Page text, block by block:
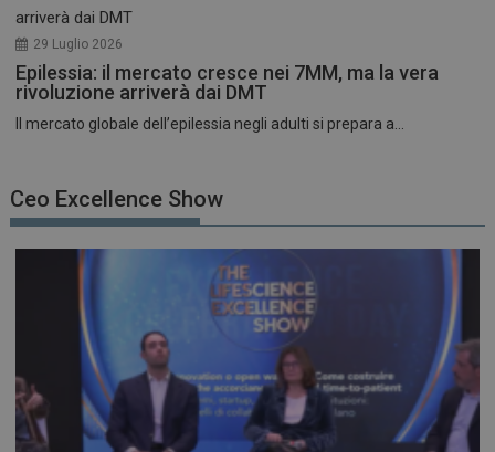
29 Luglio 2026
Epilessia: il mercato cresce nei 7MM, ma la vera
rivoluzione arriverà dai DMT
Il mercato globale dell’epilessia negli adulti si prepara a...
Ceo Excellence Show